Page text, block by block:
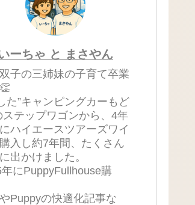
ーちゃ と まさやん
子の三姉妹の子育て卒業
た”キャンピングカーもど
ステップワゴンから、4年
ハイエースツアーズワイ
購入し約7年間、たくさん
出かけました。
にPuppyFullhouse購
Puppyの快適化記事な